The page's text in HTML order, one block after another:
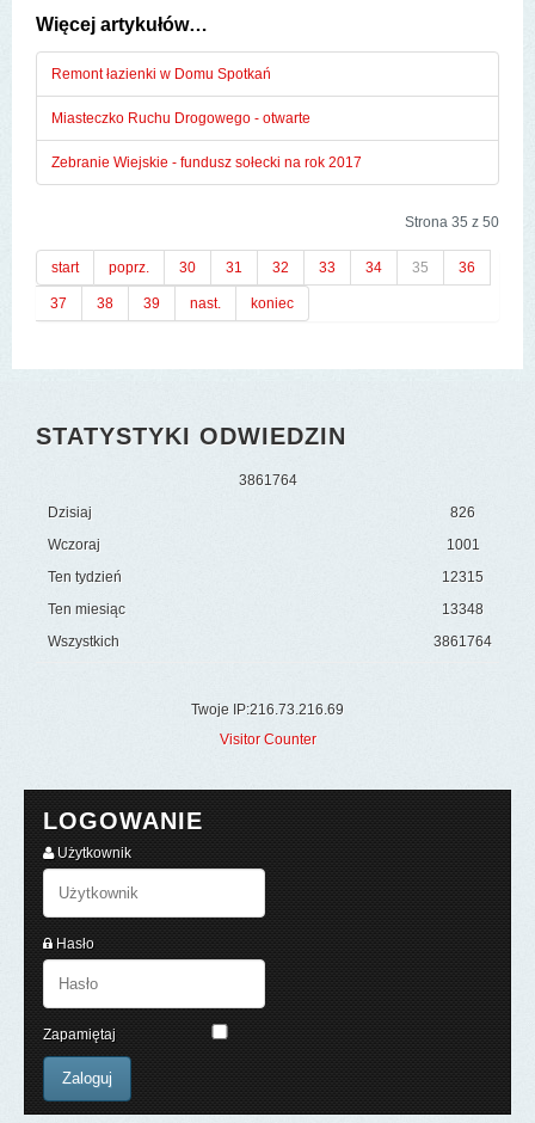
Więcej artykułów…
Remont łazienki w Domu Spotkań
Miasteczko Ruchu Drogowego - otwarte
Zebranie Wiejskie - fundusz sołecki na rok 2017
Strona 35 z 50
start poprz. 30 31 32 33 34 35 36
37 38 39 nast. koniec
STATYSTYKI ODWIEDZIN
3861764
Dzisiaj
Wczoraj
Ten tydzień
Ten miesiąc
Wszystkich
826
1001
12315
13348
3861764
Twoje IP:216.73.216.69
Visitor Counter
LOGOWANIE
Użytkownik
Hasło
Zapamiętaj